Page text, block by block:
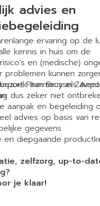
advies en
ervaring op de
kennis in huis om de
en (medische)
problemen kunnen
aan Brussels
dus zeker niet
Pharmacy in
aanpak en begeleiding
advies op basis van
gegevens
en diepgaande
zelfzorg, up-to-
je klaar!